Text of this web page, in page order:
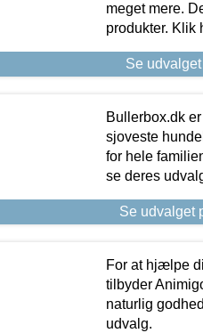
meget mere.
produkter. Klik
Se
Bullerbox.dk
sjoveste
for hele
se deres
Se udvalget
For at hjælpe
tilbyder
naturlig
udvalg.